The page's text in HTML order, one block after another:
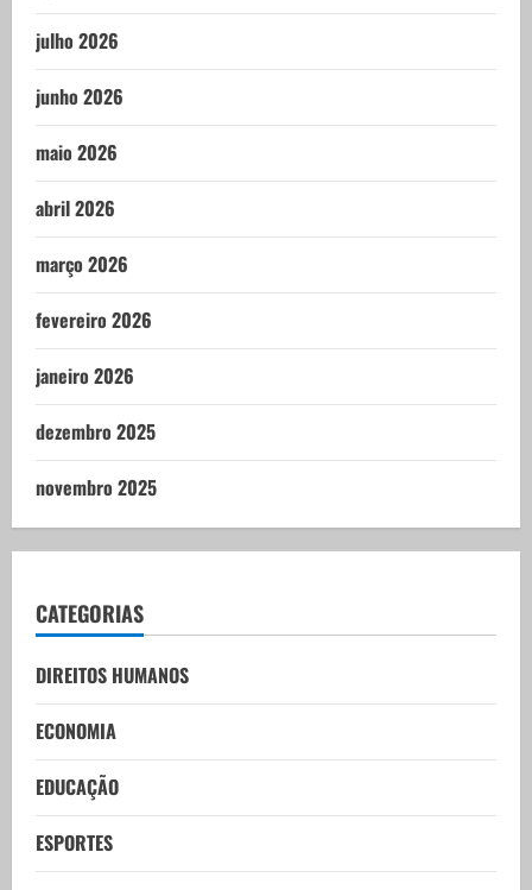
julho 2026
junho 2026
maio 2026
abril 2026
março 2026
fevereiro 2026
janeiro 2026
dezembro 2025
novembro 2025
CATEGORIAS
DIREITOS HUMANOS
ECONOMIA
EDUCAÇÃO
ESPORTES